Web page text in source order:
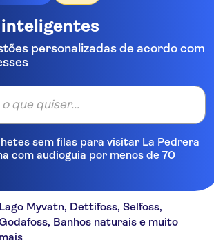
Curio Collection
(6 Hrafnar)
inteligentes
personalizadas de acordo com
que quiser...
sem filas para visitar La Pedrera
com audioguia por menos de 70
Lago Myvatn, Dettifoss, Selfoss,
Banhos naturais e muito
mais